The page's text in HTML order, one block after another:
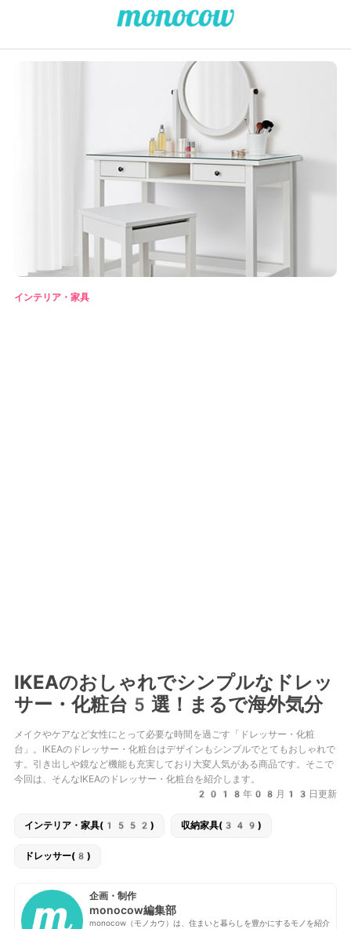
インテリア・家具
IKEAのおしゃれでシンプルなドレッ
サー・化粧台5選！まるで海外気分
メイクやケアなど女性にとって必要な時間を過ごす「ドレッサー・化粧
台」。IKEAのドレッサー・化粧台はデザインもシンプルでとてもおしゃれで
す。引き出しや鏡など機能も充実しており大変人気がある商品です。そこで
今回は、そんなIKEAのドレッサー・化粧台を紹介します。
2018年08月13日更新
インテリア・家具(1552) 収納家具(349)
ドレッサー(8)
企画・制作
monocow編集部
monocow（モノカウ）は、住まいと暮らしを豊かにするモノを紹介